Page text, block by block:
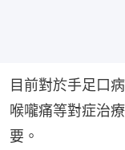
目前對於手足口
喉嚨痛等對症治
要。